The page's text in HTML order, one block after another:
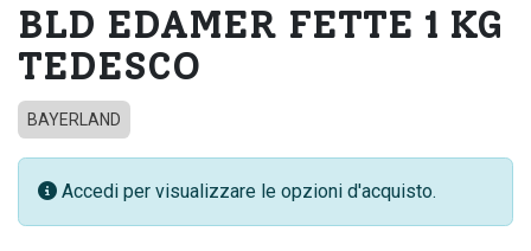
BLD EDAMER FETTE 1 KG
TEDESCO
BAYERLAND
Accedi per visualizzare le opzioni d'acquisto.